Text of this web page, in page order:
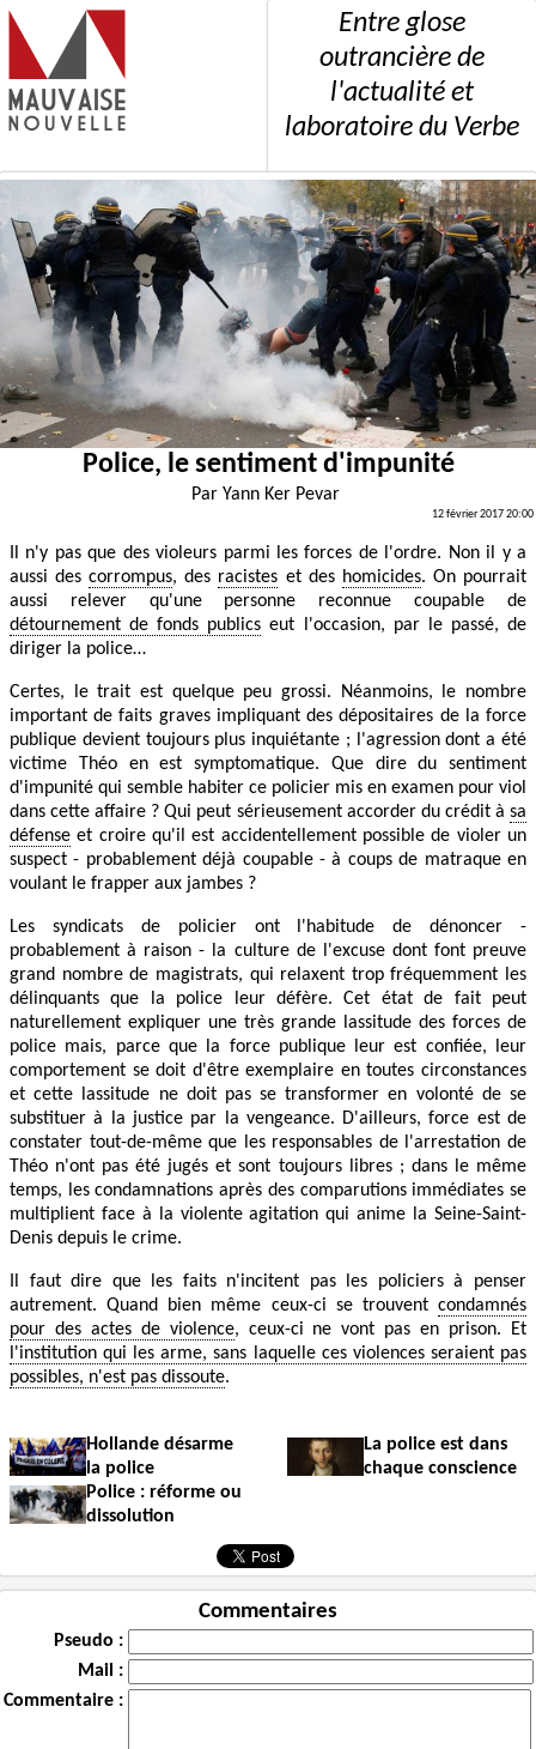
Entre glose
outrancière de
l'actualité et
laboratoire du Verbe
Police, le sentiment d'impunité
Par Yann Ker Pevar
12 février 2017 20:00
Il n'y pas que des violeurs parmi les forces de l'ordre. Non il y a
aussi descorrompus, des racistes et des homicides. On pourrait
aussi relever qu'une personne reconnue coupable de
détournement de fonds publics eut l'occasion, par le passé, de
diriger la police…
Certes, le trait est quelque peu grossi. Néanmoins, le nombre
important de faits graves impliquant des dépositaires de la force
publique devient toujours plus inquiétante ; l'agression dont a été
victime Théo en est symptomatique. Que dire du sentiment
d'impunité qui semble habiter ce policier mis en examen pour viol
dans cette affaire ? Qui peut sérieusement accorder du crédit à sa
défense et croire qu'il est accidentellement possible de violer un
suspect - probablement déjà coupable - à coups de matraque en
voulant le frapper aux jambes ?
Les syndicats de policier ont l'habitude de dénoncer -
probablement à raison - la culture de l'excuse dont font preuve
grand nombre de magistrats, qui relaxent trop fréquemment les
délinquants que la police leur défère. Cet état de fait peut
naturellement expliquer une très grande lassitude des forces de
police mais, parce que la force publique leur est confiée, leur
comportement se doit d'être exemplaire en toutes circonstances
et cette lassitude ne doit pas se transformer en volonté de se
substituer à la justice par la vengeance. D'ailleurs, force est de
constater tout-de-même que les responsables de l'arrestation de
Théo n'ont pas été jugés et sont toujours libres ; dans le même
temps, les condamnations après des comparutions immédiates se
multiplient face à la violente agitation qui anime la Seine-Saint-
Denis depuis le crime.
Il faut dire que les faits n'incitent pas les policiers à penser
autrement. Quand bien même ceux-ci se trouvent condamnés
pour des actes de violence, ceux-ci ne vont pas en prison. Et
l'institution qui les arme, sans laquelle ces violences seraient pas
possibles, n'est pas dissoute.
Hollande désarme
la police
La police est dans
chaque conscience
Police : réforme ou
dissolution
Commentaires
Pseudo :
Mail :
Commentaire :